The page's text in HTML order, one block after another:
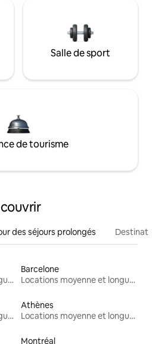
Salle de sport
de tourisme
des séjours prolongés
Locations moyenne et longue durée
Barcelone
Locations moyenne et longue durée
Locations moyenne et longue durée
Athènes
Locations moyenne et longue durée
Montréal